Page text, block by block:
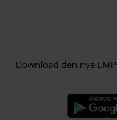
Download den nye